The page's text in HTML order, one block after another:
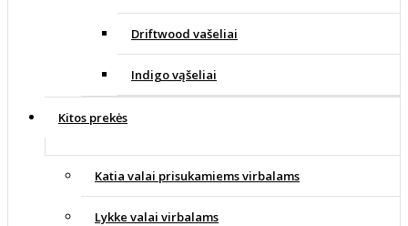
Driftwood vašeliai
Indigo vąšeliai
Kitos prekės
Katia valai prisukamiems virbalams
Lykke valai virbalams